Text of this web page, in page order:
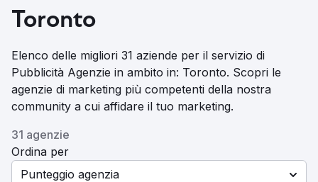
Toronto
Elenco delle migliori 31 aziende per il servizio di
Pubblicità Agenzie in ambito in: Toronto. Scopri le
agenzie di marketing più competenti della nostra
community a cui affidare il tuo marketing.
31 agenzie
Ordina per
Punteggio agenzia